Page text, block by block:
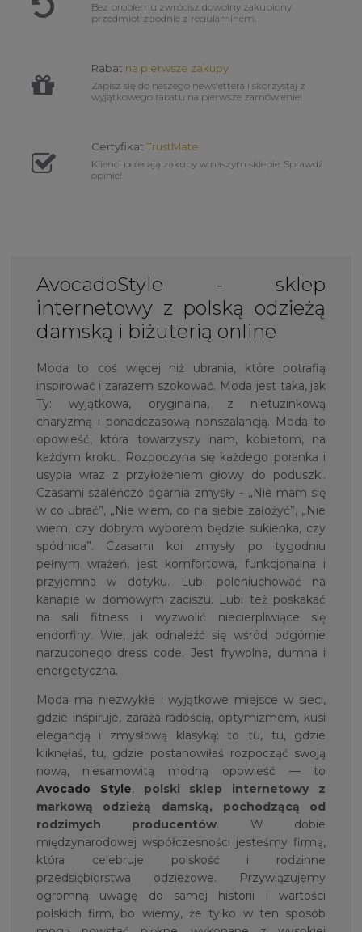
Bez problemu zwrócisz dowolny zakupiony
przedmiot zgodnie z regulaminem.
Rabat na pierwsze zakupy
Zapisz się do naszego newslettera i skorzystaj z
wyjątkowego rabatu na pierwsze zamówienie!
Certyfikat TrustMate
Klienci polecają zakupy w naszym sklepie. Sprawdź
opinie!
AvocadoStyle - sklep
internetowy z polską odzieżą
damską i biżuterią online
Moda to coś więcej niż ubrania, które potrafią
inspirować i zarazem szokować. Moda jest taka, jak
Ty: wyjątkowa, oryginalna, z nietuzinkową
charyzmą i ponadczasową nonszalancją. Moda to
opowieść, która towarzyszy nam, kobietom, na
każdym kroku. Rozpoczyna się każdego poranka i
usypia wraz z przyłożeniem głowy do poduszki.
Czasami szaleńczo ogarnia zmysły - „Nie mam się
w co ubrać”, „Nie wiem, co na siebie założyć”, „Nie
wiem, czy dobrym wyborem będzie sukienka, czy
spódnica”. Czasami koi zmysły po tygodniu
pełnym wrażeń, jest komfortowa, funkcjonalna i
przyjemna w dotyku. Lubi poleniuchować na
kanapie w domowym zaciszu. Lubi też poskakać
na sali fitness i wyzwolić niecierpliwiące się
endorfiny. Wie, jak odnaleźć się wśród odgórnie
narzuconego dress code. Jest frywolna, dumna i
energetyczna.
Moda ma niezwykłe i wyjątkowe miejsce w sieci,
gdzie inspiruje, zaraża radością, optymizmem, kusi
elegancją i zmysłową klasyką: to tu, tu, gdzie
kliknęłaś, tu, gdzie postanowiłaś rozpocząć swoją
nową, niesamowitą modną opowieść — to
Avocado Style, polski sklep internetowy z
markową odzieżą damską, pochodzącą od
rodzimych producentów. W dobie
międzynarodowej współczesności jesteśmy firmą,
która celebruje polskość i rodzinne
przedsiębiorstwa odzieżowe. Przywiązujemy
ogromną uwagę do samej historii i wartości
polskich firm, bo wiemy, że tylko w ten sposób